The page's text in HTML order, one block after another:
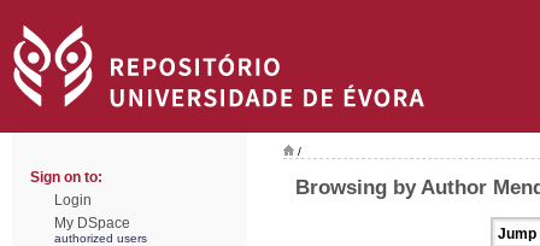
Sign on to:
Login
My DSpace
authorized users
/
Browsing by Author
Jump